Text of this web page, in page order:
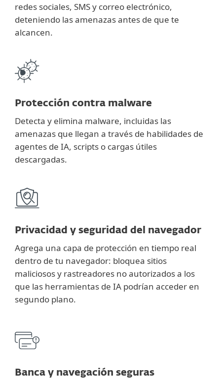
redes sociales, SMS y correo electrónico,
deteniendo las amenazas antes de que te
alcancen.
Protección contra malware
Detecta y elimina malware, incluidas las
amenazas que llegan a través de habilidades de
agentes de IA, scripts o cargas útiles
descargadas.
Privacidad y seguridad del navegador
Agrega una capa de protección en tiempo real
dentro de tu navegador: bloquea sitios
maliciosos y rastreadores no autorizados a los
que las herramientas de IA podrían acceder en
segundo plano.
Banca y navegación seguras